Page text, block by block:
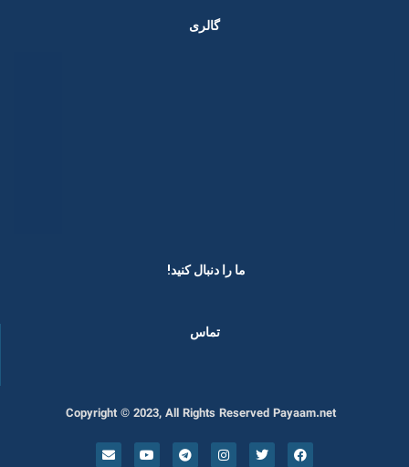
گالری
ما را دنبال کنید! ​
تماس
Copyright © 2023, All Rights Reserved Payaam.net